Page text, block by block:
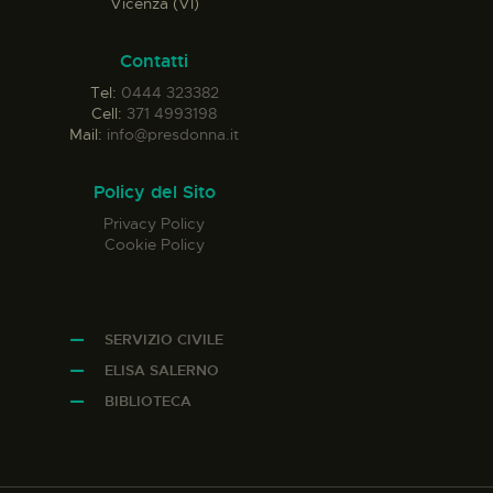
Contatti
Tel: 0444 323382
Cell: 371 4993198
Mail: info@presdonna.it
Policy del Sito
Privacy Policy
Cookie Policy
SERVIZIO CIVILE
ELISA SALERNO
BIBLIOTECA